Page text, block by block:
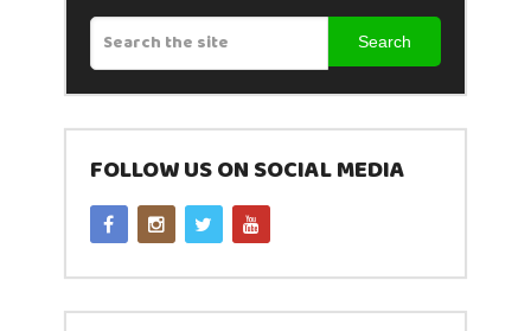
Search
FOLLOW US ON SOCIAL MEDIA